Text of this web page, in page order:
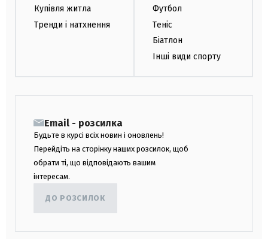
Купівля житла
Тренди і натхнення
Футбол
Теніс
Біатлон
Інші види спорту
Email - розсилка
Будьте в курсі всіх новин і оновлень!
Перейдіть на сторінку наших розсилок, щоб
обрати ті, що відповідають вашим
інтересам.
ДО РОЗСИЛОК